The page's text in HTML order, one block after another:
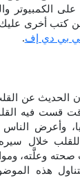
الكمبيوتر
أخرى عليك
بي دي إف.
الحديث عن
قست فيه
وأعرض
خلال
صحته وعلَّته،
هذه